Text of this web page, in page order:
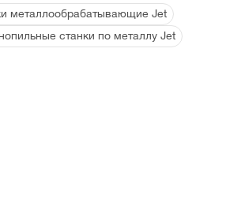
металлообрабатывающие Jet
станки по металлу Jet